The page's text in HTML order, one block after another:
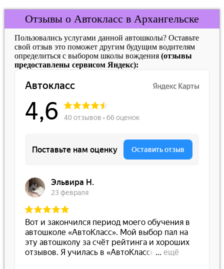
Отзывы о Автокласс в Архангельске
Пользовались услугами данной автошколы? Оставьте
свой отзыв это поможет другим будущим водителям
определиться с выбором школы вождения (отзывы
предоставлены сервисом Яндекс):